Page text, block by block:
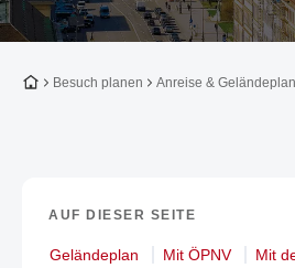
Zur Startseite
Besuch planen Anreise & Geländeplan
AUF DIESER SEITE
Geländeplan Mit ÖPNV
Mit